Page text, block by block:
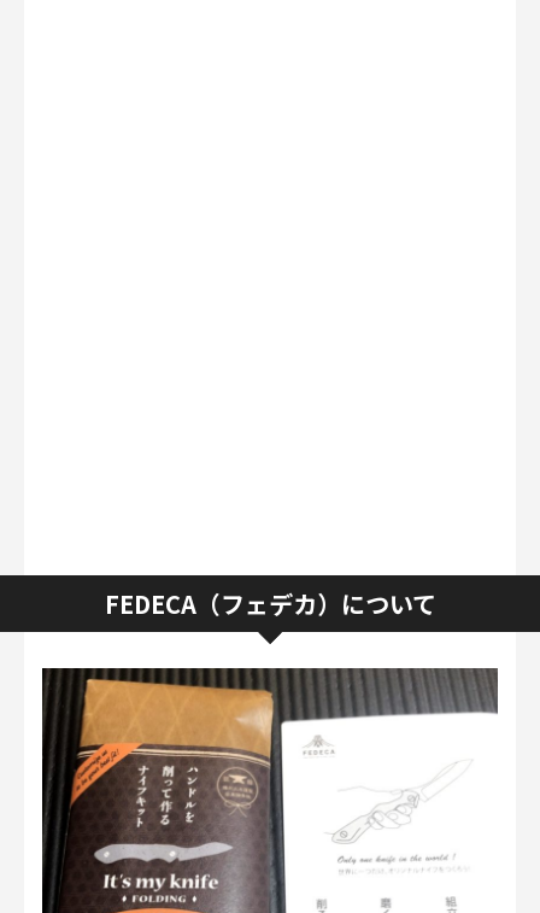
FEDECA（フェデカ）について